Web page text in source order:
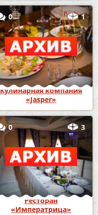
0 1
Кулинарная компания
«Jasper»
0 3
Ресторан
«Императрица»